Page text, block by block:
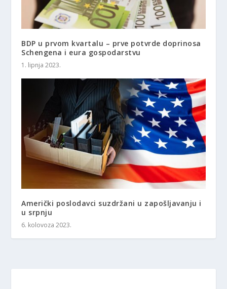
BDP u prvom kvartalu – prve potvrde doprinosa
Schengena i eura gospodarstvu
1. lipnja 2023.
Američki poslodavci suzdržani u zapošljavanju i
u srpnju
6. kolovoza 2023.